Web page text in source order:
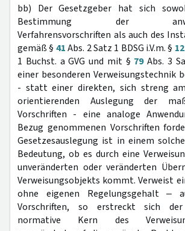
bb) Der Gesetzgeber hat sich
Bestimmung der
Verfahrensvorschriften als auch des
gemäß § 41Abs. 2 Satz 1 BDSG i.V.m. §
1 Buchst. a GVG und mit § 79Abs. 3
einer besonderen Verweisungstechnik
- statt einer direkten, sich streng
orientierenden Auslegung der
Vorschriften - eine analoge
Bezug genommenen Vorschriften
Gesetzesauslegung ist in einem
Bedeutung, ob es durch eine
unveränderten oder veränderten
Verweisungsobjekts kommt. Verweist
ohne eigenen Regelungsgehalt ‒
Vorschriften, so erstreckt sich
normative Kern des